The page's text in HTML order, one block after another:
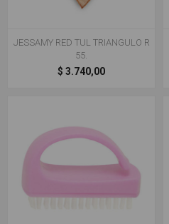
JESSAMY RED TUL TRIANGULO R
55.
$ 3.740,00